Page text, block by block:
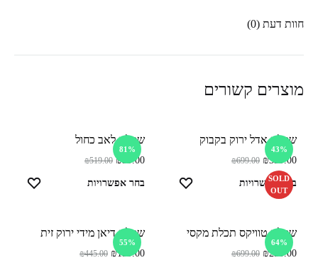
חוות דעת (0)
מוצרים קשורים
43%
SOLD
OUT
שמלת אדל ירוק בקבוק
₪399.00
₪699.00
בחר אפשרויות
81%
שמלת לאב כחול
₪99.00
₪519.00
בחר אפשרויות
64%
שמלת טוויקס תכלת מקסי
₪250.00
₪699.00
55%
שמלת דיאן מידי ירוק זית
₪199.00
₪445.00